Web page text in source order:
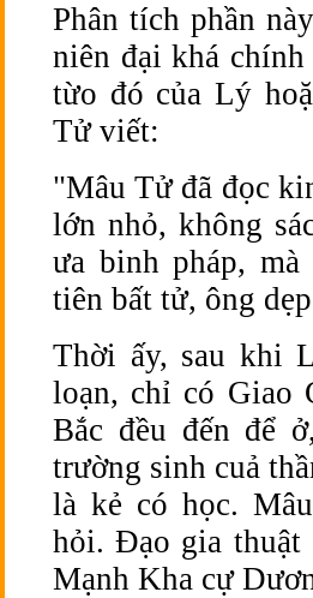
Phân tích phần
niên đại khá
từo đó của Lý
Tử viết:
"Mâu Tử đã đọc
lớn nhỏ, không
ưa binh pháp,
tiên bất tử, ông
Thời ấy, sau khi
loạn, chỉ có Giao
Bắc đều đến để
trường sinh cuả
là kẻ có học.
hỏi. Đạo gia thuật
Mạnh Kha cự